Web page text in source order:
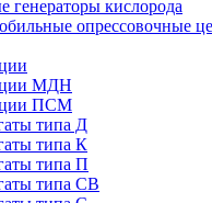
генераторы кислорода
опрессовочные
МДН
ПСМ
типа Д
типа К
типа П
типа СВ